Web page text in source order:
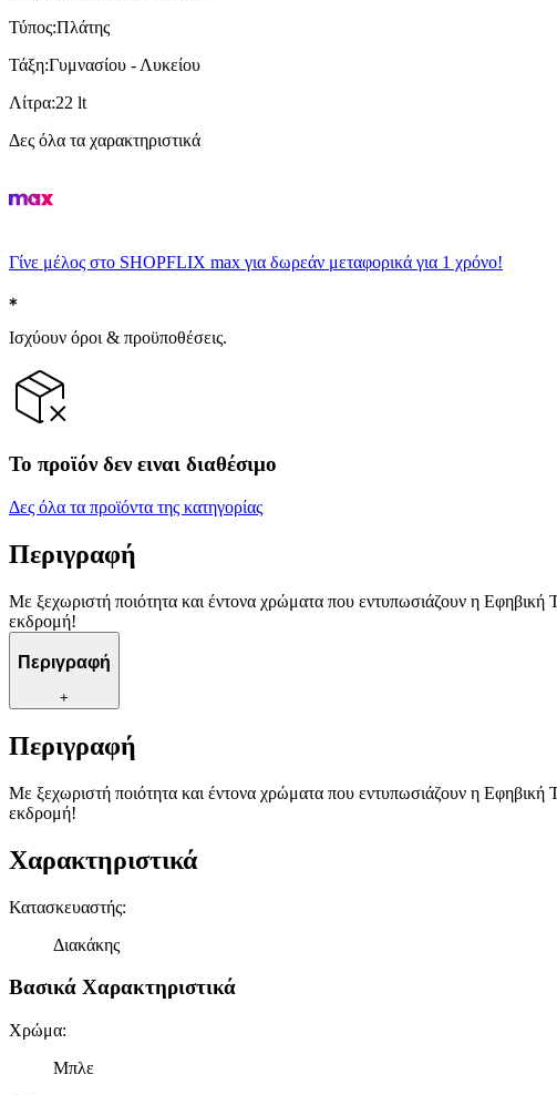
Τύπος:Πλάτης
Τάξη:Γυμνασίου - Λυκείου
Λίτρα:22 lt
Δες όλα τα χαρακτηριστικά
Γίνε μέλος στο SHOPFLIX max για δωρεάν μεταφορικά για 1 χρόνο!
Ισχύουν όροι & προϋποθέσεις.
Το προϊόν δεν ειναι διαθέσιμο
Δες όλα τα προϊόντα της κατηγορίας
Περιγραφή
Με ξεχωριστή ποιότητα και έντονα χρώματα που εντυπωσιάζουν η
εκδρομή!
Περιγραφή
+
Περιγραφή
Με ξεχωριστή ποιότητα και έντονα χρώματα που εντυπωσιάζουν η
εκδρομή!
Χαρακτηριστικά
Κατασκευαστής:
Διακάκης
Βασικά Χαρακτηριστικά
Χρώμα:
Μπλε